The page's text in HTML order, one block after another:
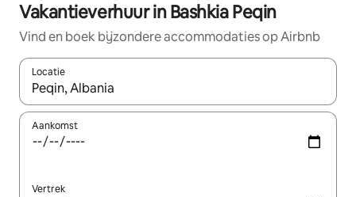
Vakantieverhuur in Bashkia Peqin
Vind en boek bijzondere accommodaties op Airbnb
Locatie
Wanneer er suggesties beschikbaar zijn, maak je een keuze
Aankomst
Vertrek